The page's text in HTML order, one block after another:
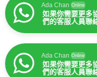
Ada Chan Online
如果你需要更多
們的客服人員聯
Ada Chan Online
如果你需要更多
們的客服人員聯